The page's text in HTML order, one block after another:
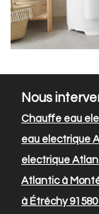
Nous
Chauffe eau
eau electrique
electrique
Atlantic à
à Étréchy 91580